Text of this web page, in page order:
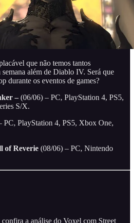
que não temos tantos
semana além de Diablo IV. Será que
durante os eventos de games?
–(06/06) – PC, PlayStation 4, PS5,
S/X.
PC, PlayStation 4, PS5, Xbox One,
of Reverie (08/06) – PC, Nintendo
confira a análise do Voxel com Street